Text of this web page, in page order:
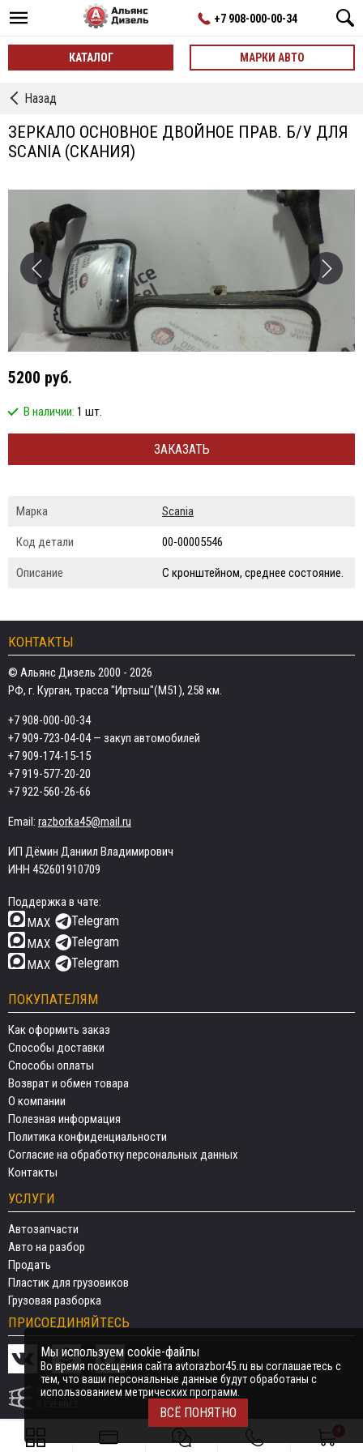
+7 908-000-00-34
КАТАЛОГ МАРКИ АВТО
←
Кронштейны
Зеркал
Назад
ЗЕРКАЛО ОСНОВНОЕ ДВОЙНОЕ ПРАВ. Б/У ДЛЯ
SCANIA (СКАНИЯ)
5200 руб.
В наличии: 1 шт.
ЗАКАЗАТЬ
Марка Scania
Код детали 00-00005546
Описание С кронштейном, среднее состояние.
КОНТАКТЫ
© Альянс Дизель 2000 - 2026
РФ, г. Курган, трасса "Иртыш"(М51), 258 км.
+7 908-000-00-34
+7 909-723-04-04— закуп автомобилей
+7 909-174-15-15
+7 919-577-20-20
+7 922-560-26-66
Email: razborka45@mail.ru
ИП Дёмин Даниил Владимирович
ИНН 452601910709
Поддержка в чате:
MAX
Telegram
MAX Telegram
MAX Telegram
ПОКУПАТЕЛЯМ
Как оформить заказ
Способы доставки
Способы оплаты
Возврат и обмен товара
О компании
Полезная информация
Политика конфиденциальности
Согласие на обработку персональных данных
Контакты
УСЛУГИ
Автозапчасти
Авто на разбор
Продать
Пластик для грузовиков
Грузовая разборка
ПРИСОЕДИНЯЙТЕСЬ
СДЕЛАНО
Мы используем cookie-файлы
Во время посещения сайта avtorazbor45.ru вы соглашаетесь с
тем, что ваши персональные данные будут обработаны с
использованием метрических программ.
ВСЁ ПОНЯТНО